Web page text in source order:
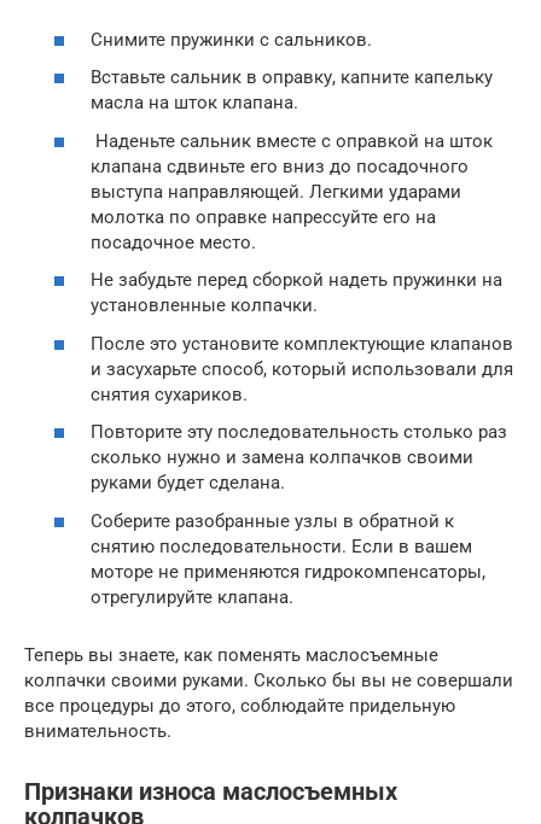
Снимите пружинки с сальников.
Вставьте сальник в оправку, капните капельку
масла на шток клапана.
Наденьте сальник вместе с оправкой на шток
клапана сдвиньте его вниз до посадочного
выступа направляющей. Легкими ударами
молотка по оправке напрессуйте его на
посадочное место.
Не забудьте перед сборкой надеть пружинки на
установленные колпачки.
После это установите комплектующие клапанов
и засухарьте способ, который использовали для
снятия сухариков.
Повторите эту последовательность столько раз
сколько нужно и замена колпачков своими
руками будет сделана.
Соберите разобранные узлы в обратной к
снятию последовательности. Если в вашем
моторе не применяются гидрокомпенсаторы,
отрегулируйте клапана.
Теперь вы знаете, как поменять маслосъемные
колпачки своими руками. Сколько бы вы не совершали
все процедуры до этого, соблюдайте придельную
внимательность.
Признаки износа маслосъемных
колпачков